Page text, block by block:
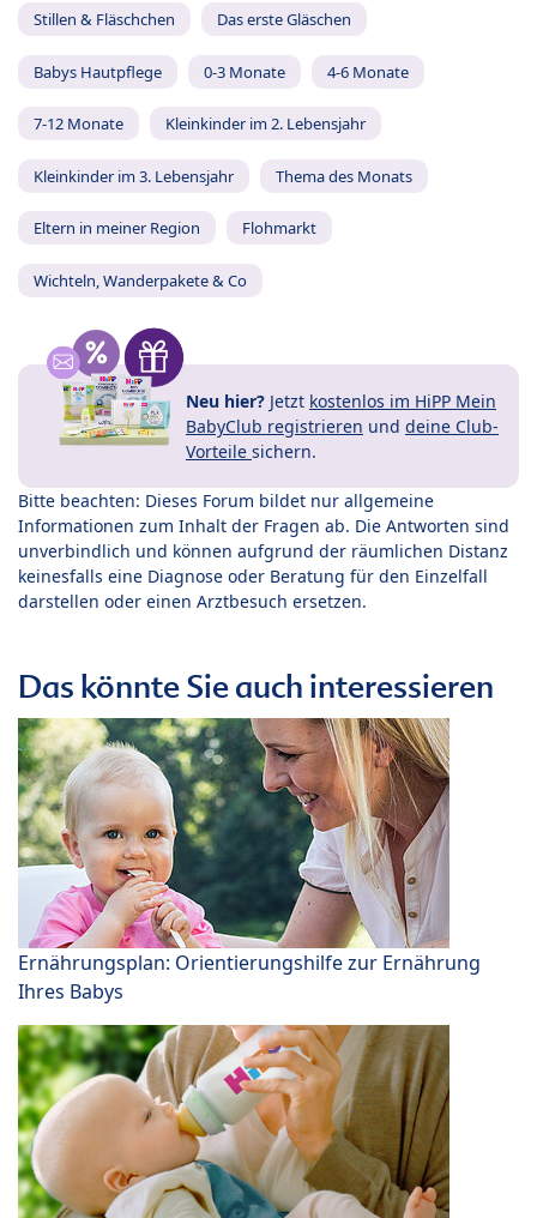
Stillen & Fläschchen Das erste Gläschen
Babys Hautpflege 0-3 Monate 4-6 Monate
7-12 Monate Kleinkinder im 2. Lebensjahr
Kleinkinder im 3. Lebensjahr Thema des Monats
Eltern in meiner Region Flohmarkt
Wichteln, Wanderpakete & Co
Neu hier? Jetzt kostenlos im HiPP Mein
BabyClub registrieren und deine Club-
Vorteile sichern.
Bitte beachten: Dieses Forum bildet nur allgemeine
Informationen zum Inhalt der Fragen ab. Die Antworten sind
unverbindlich und können aufgrund der räumlichen Distanz
keinesfalls eine Diagnose oder Beratung für den Einzelfall
darstellen oder einen Arztbesuch ersetzen.
Das könnte Sie auch interessieren
Ernährungsplan: Orientierungshilfe zur Ernährung
Ihres Babys